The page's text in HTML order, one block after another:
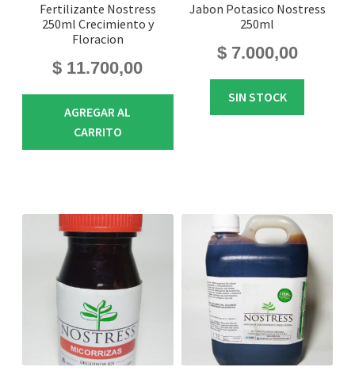
Fertilizante Nostress
250ml Crecimiento y
Floracion
$ 11.700,00
AGREGAR AL
CARRITO
Jabon Potasico Nostress
250ml
$7.000,00
SIN STOCK